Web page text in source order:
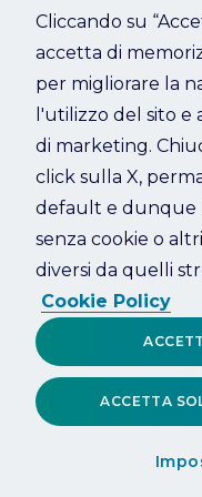
Cliccando su
accetta di
per migliorare la
l'utilizzo del sito e
di marketing.
click sulla X,
default e dunque
senza cookie o
diversi da quelli
Cookie Policy
ACCETTA